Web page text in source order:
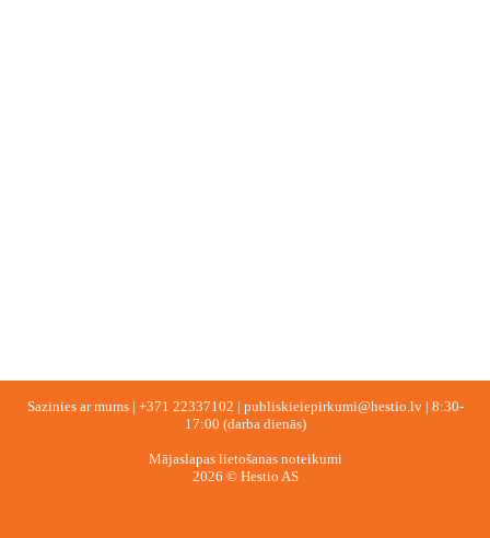
Sazinies ar mums | +371 22337102 | publiskieiepirkumi@hestio.lv| 8:30-
17:00 (darba dienās)
Mājaslapas lietošanas noteikumi
2026 © Hestio AS